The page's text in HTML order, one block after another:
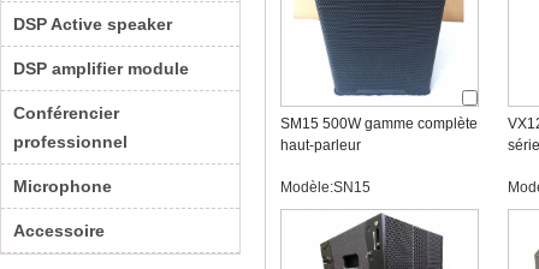
DSP Active speaker
DSP amplifier module
Conférencier
professionnel
Microphone
Accessoire
SM15 500W gamme complète
haut-parleur
Modèle:SN15